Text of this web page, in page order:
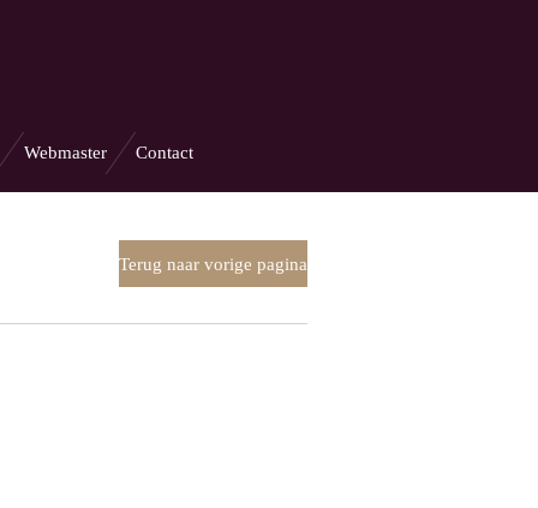
Webmaster Contact
Terug naar vorige pagina